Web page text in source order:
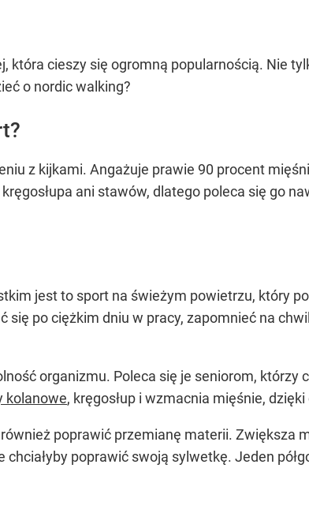
która cieszy się ogromną popularnością. Nie
o nordic walking?
z kijkami. Angażuje prawie 90 procent
ani stawów, dlatego poleca się go
jest to sport na świeżym powietrzu, który
się po ciężkim dniu w pracy, zapomnieć na
organizmu. Poleca się je seniorom, którzy
kolanowe, kręgosłup i wzmacnia mięśnie,
poprawić przemianę materii. Zwiększa
poprawić swoją sylwetkę. Jeden